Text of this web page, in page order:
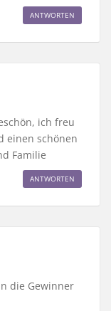
ANTWORTEN
ich freu
einen schönen
Familie
ANTWORTEN
die Gewinner